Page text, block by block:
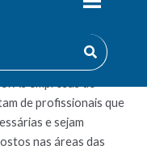
As empresas de
de profissionais que
e sejam
nas áreas das